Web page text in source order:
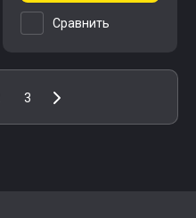
Сравнить
3